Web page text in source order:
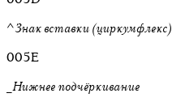
^Знак вставки (циркумфлекс)
005E
Нижнее подчёркивание